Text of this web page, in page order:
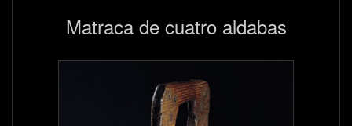
Matraca de cuatro aldabas